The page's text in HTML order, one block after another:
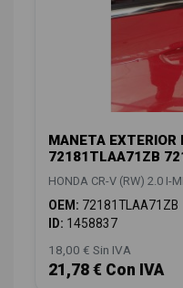
MANETA EXTERIOR
72181TLAA71ZB
HONDA CR-V (RW) 2.0 I-
OEM: 72181TLAA71ZB
ID: 1458837
18,00 € Sin IVA
21,78 € Con IVA